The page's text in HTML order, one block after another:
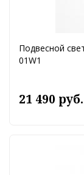
Подвесной
01W1
21 490 руб.